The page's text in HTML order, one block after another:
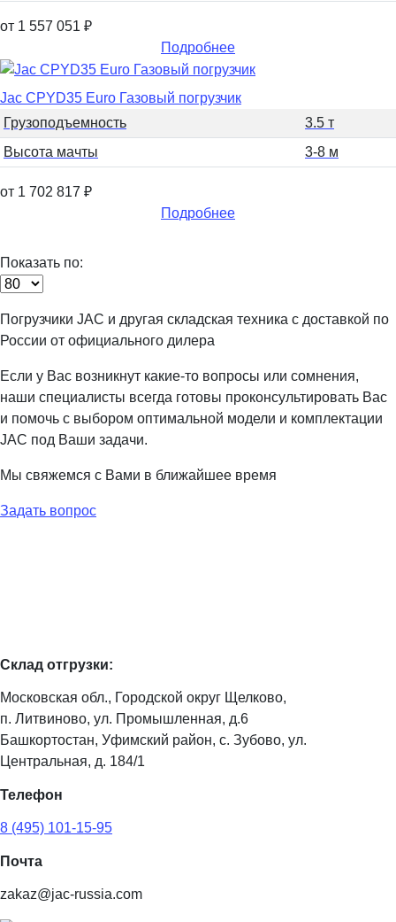
от 1 557 051 ₽
Подробнее
Jac CPYD35 Euro Газовый погрузчик
Грузоподъемность
3.5 т
Высота мачты
3-8 м
от 1 702 817 ₽
Подробнее
Показать по:
Погрузчики JAC и другая складская техника с доставкой по
России от официального дилера
Если у Вас возникнут какие-то вопросы или сомнения,
наши специалисты всегда готовы проконсультировать Вас
и помочь с выбором оптимальной модели и комплектации
JAC под Ваши задачи.
Мы свяжемся с Вами в ближайшее время
Задать вопрос
Склад отгрузки:
Московская обл., Городской округ Щелково,
п. Литвиново, ул. Промышленная, д.6
Башкортостан, Уфимский район, с. Зубово, ул.
Центральная, д. 184/1
Телефон
8 (495) 101-15-95
Почта
zakaz@jac-russia.com